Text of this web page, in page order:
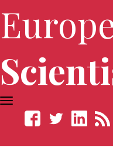
TOGGLE
NAVIGATION